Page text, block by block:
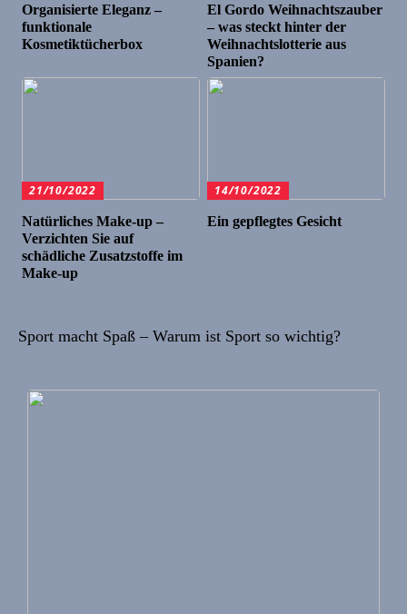
Organisierte Eleganz –
funktionale
Kosmetiktücherbox
El Gordo Weihnachtszauber
– was steckt hinter der
Weihnachtslotterie aus
Spanien?
21/10/2022
Natürliches Make-up –
Verzichten Sie auf
schädliche Zusatzstoffe im
Make-up
14/10/2022
Ein gepflegtes Gesicht
Sport macht Spaß – Warum ist Sport so wichtig?